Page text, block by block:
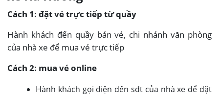
Cách 1: đặt vé trực tiếp từ quầy
Hành khách đến quầy bán vé, chi nhánh văn phòng
của nhà xe để mua vé trực tiếp
Cách 2: mua vé online
Hành khách gọi điện đến sđt của nhà xe để đặt